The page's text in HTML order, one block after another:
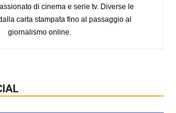
di cinema e serie tv. Diverse le
carta stampata fino al passaggio al
giornalismo online.